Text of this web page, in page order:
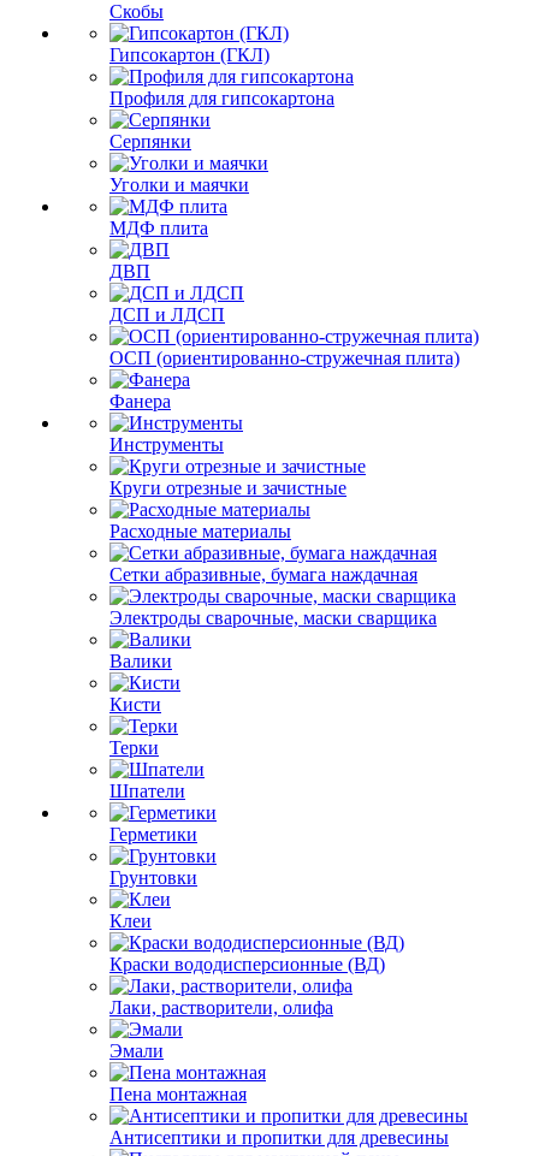
Скобы
Гипсокартон (ГКЛ)
Профиля для гипсокартона
Серпянки
Уголки и маячки
МДФ плита
ДВП
ДСП и ЛДСП
ОСП (ориентированно-стружечная плита)
Фанера
Инструменты
Круги отрезные и зачистные
Расходные материалы
Сетки абразивные, бумага наждачная
Электроды сварочные, маски сварщика
Валики
Кисти
Терки
Шпатели
Герметики
Грунтовки
Клеи
Краски вододисперсионные (ВД)
Лаки, растворители, олифа
Эмали
Пена монтажная
Антисептики и пропитки для древесины